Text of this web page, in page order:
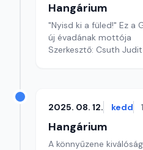
Hangárium
"Nyisd ki a füled!" Ez a
új évadának mottója
Szerkesztő: Csuth Judit
2025. 08. 12. kedd
Hangárium
A könnyűzene